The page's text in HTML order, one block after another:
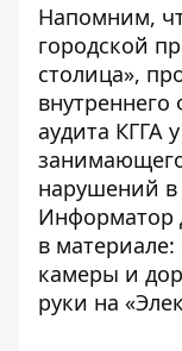
Напомним,
городской
столица»,
аудита КГГА
нарушений в
Информатор
в материале:
камеры и
руки на